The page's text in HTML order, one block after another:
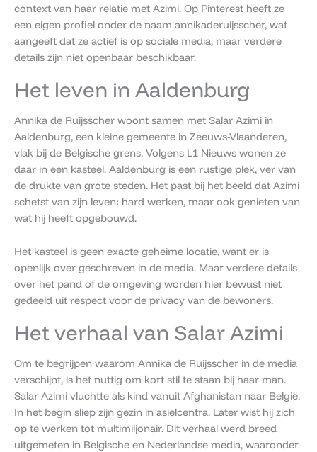
context van haar relatie met Azimi. Op Pinterest heeft ze
een eigen profiel onder de naam annikaderuijsscher, wat
aangeeft dat ze actief is op sociale media, maar verdere
details zijn niet openbaar beschikbaar.
Het leven in Aaldenburg
Annika de Ruijsscher woont samen met Salar Azimi in
Aaldenburg, een kleine gemeente in Zeeuws-Vlaanderen,
vlak bij de Belgische grens. Volgens L1 Nieuws wonen ze
daar in een kasteel. Aaldenburg is een rustige plek, ver van
de drukte van grote steden. Het past bij het beeld dat Azimi
schetst van zijn leven: hard werken, maar ook genieten van
wat hij heeft opgebouwd.
Het kasteel is geen exacte geheime locatie, want er is
openlijk over geschreven in de media. Maar verdere details
over het pand of de omgeving worden hier bewust niet
gedeeld uit respect voor de privacy van de bewoners.
Het verhaal van Salar Azimi
Om te begrijpen waarom Annika de Ruijsscher in de media
verschijnt, is het nuttig om kort stil te staan bij haar man.
Salar Azimi vluchtte als kind vanuit Afghanistan naar België.
In het begin sliep zijn gezin in asielcentra. Later wist hij zich
op te werken tot multimiljonair. Dit verhaal werd breed
uitgemeten in Belgische en Nederlandse media, waaronder